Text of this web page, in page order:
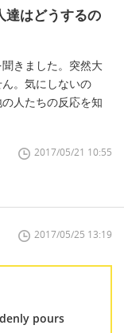
達はどうするの
きました。突然大
。気にしないの
人たちの反応を知
2017/05/21 10:55
2017/05/25 13:19
pours